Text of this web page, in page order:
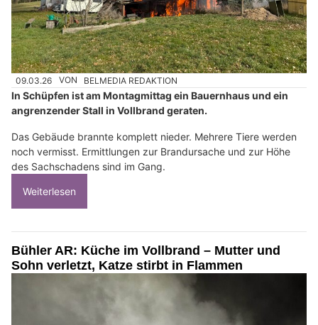
09.03.26 VON BELMEDIA REDAKTION
In Schüpfen ist am Montagmittag ein Bauernhaus und ein
angrenzender Stall in Vollbrand geraten.
Das Gebäude brannte komplett nieder. Mehrere Tiere werden
noch vermisst. Ermittlungen zur Brandursache und zur Höhe
des Sachschadens sind im Gang.
Weiterlesen
Bühler AR: Küche im Vollbrand – Mutter und
Sohn verletzt, Katze stirbt in Flammen